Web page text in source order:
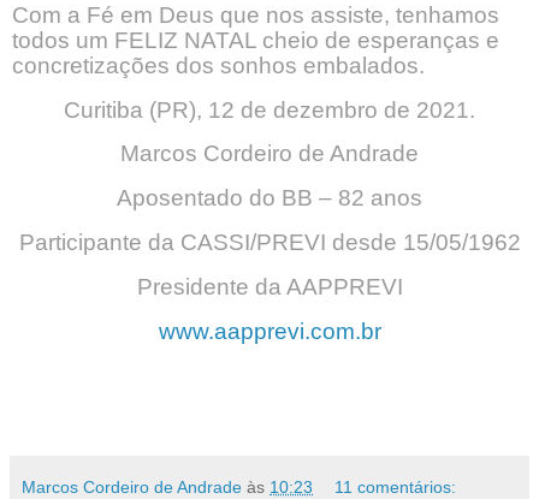
Com a Fé em Deus que nos assiste, tenhamos
todos um FELIZ NATAL cheio de esperanças e
concretizações dos sonhos embalados.
Curitiba (PR), 12 de dezembro de 2021.
Marcos Cordeiro de Andrade
Aposentado do BB – 82 anos
Participante da CASSI/PREVI desde 15/05/1962
Presidente da AAPPREVI
www.aapprevi.com.br
Marcos Cordeiro de Andrade às 10:23 11 comentários: